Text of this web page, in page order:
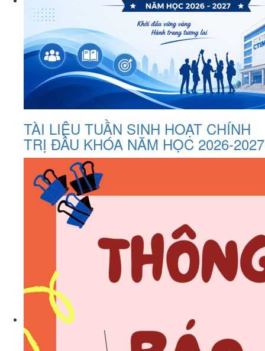
TÀI LIỆU TUẦN SINH HOẠT CHÍNH
TRỊ ĐẦU KHÓA NĂM HỌC 2026-2027